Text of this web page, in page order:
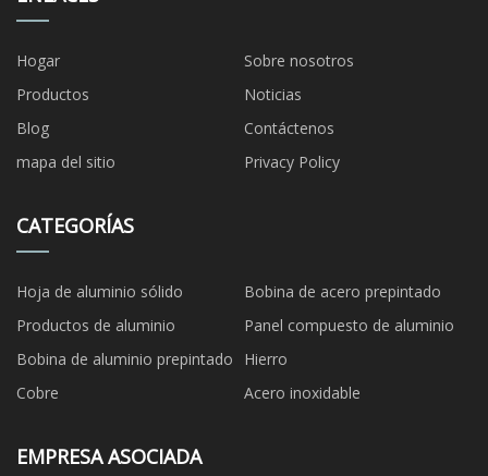
Hogar
Sobre nosotros
Productos
Noticias
Blog
Contáctenos
mapa del sitio
Privacy Policy
CATEGORÍAS
Hoja de aluminio sólido
Bobina de acero prepintado
Productos de aluminio
Panel compuesto de aluminio
Bobina de aluminio prepintado
Hierro
Cobre
Acero inoxidable
EMPRESA ASOCIADA